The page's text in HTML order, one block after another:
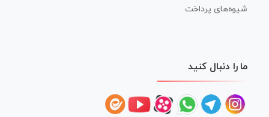
شیوه‌های پرداخت
ما را دنبال کنید